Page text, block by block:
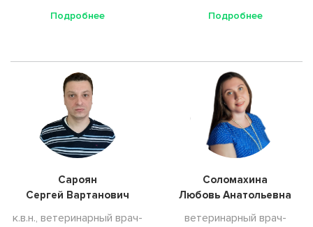
Подробнее Подробнее
Сароян
Сергей Вартанович
к.в.н., ветеринарный врач-
Соломахина
Любовь Анатольевна
ветеринарный врач-